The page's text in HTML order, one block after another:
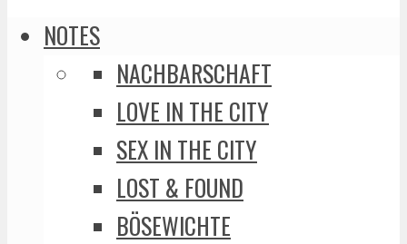
NOTES
NACHBARSCHAFT
LOVE IN THE CITY
SEX IN THE CITY
LOST & FOUND
BÖSEWICHTE